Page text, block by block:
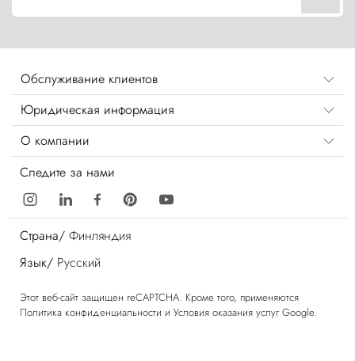
Обслуживание клиентов
Юридическая информация
О компании
Следите за нами
Страна/ Финляндия
Язык/ Русский
Этот веб-сайт защищен reCAPTCHA. Кроме того, применяются
Политика конфиденциальности и Условия оказания услуг Google.